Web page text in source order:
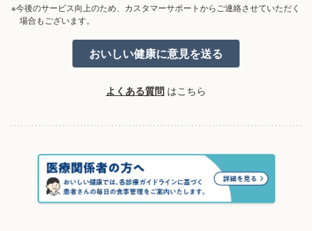
※今後のサービス向上のため、カスタマーサポートからご連絡させていただく
場合もございます。
よくある質問 はこちら